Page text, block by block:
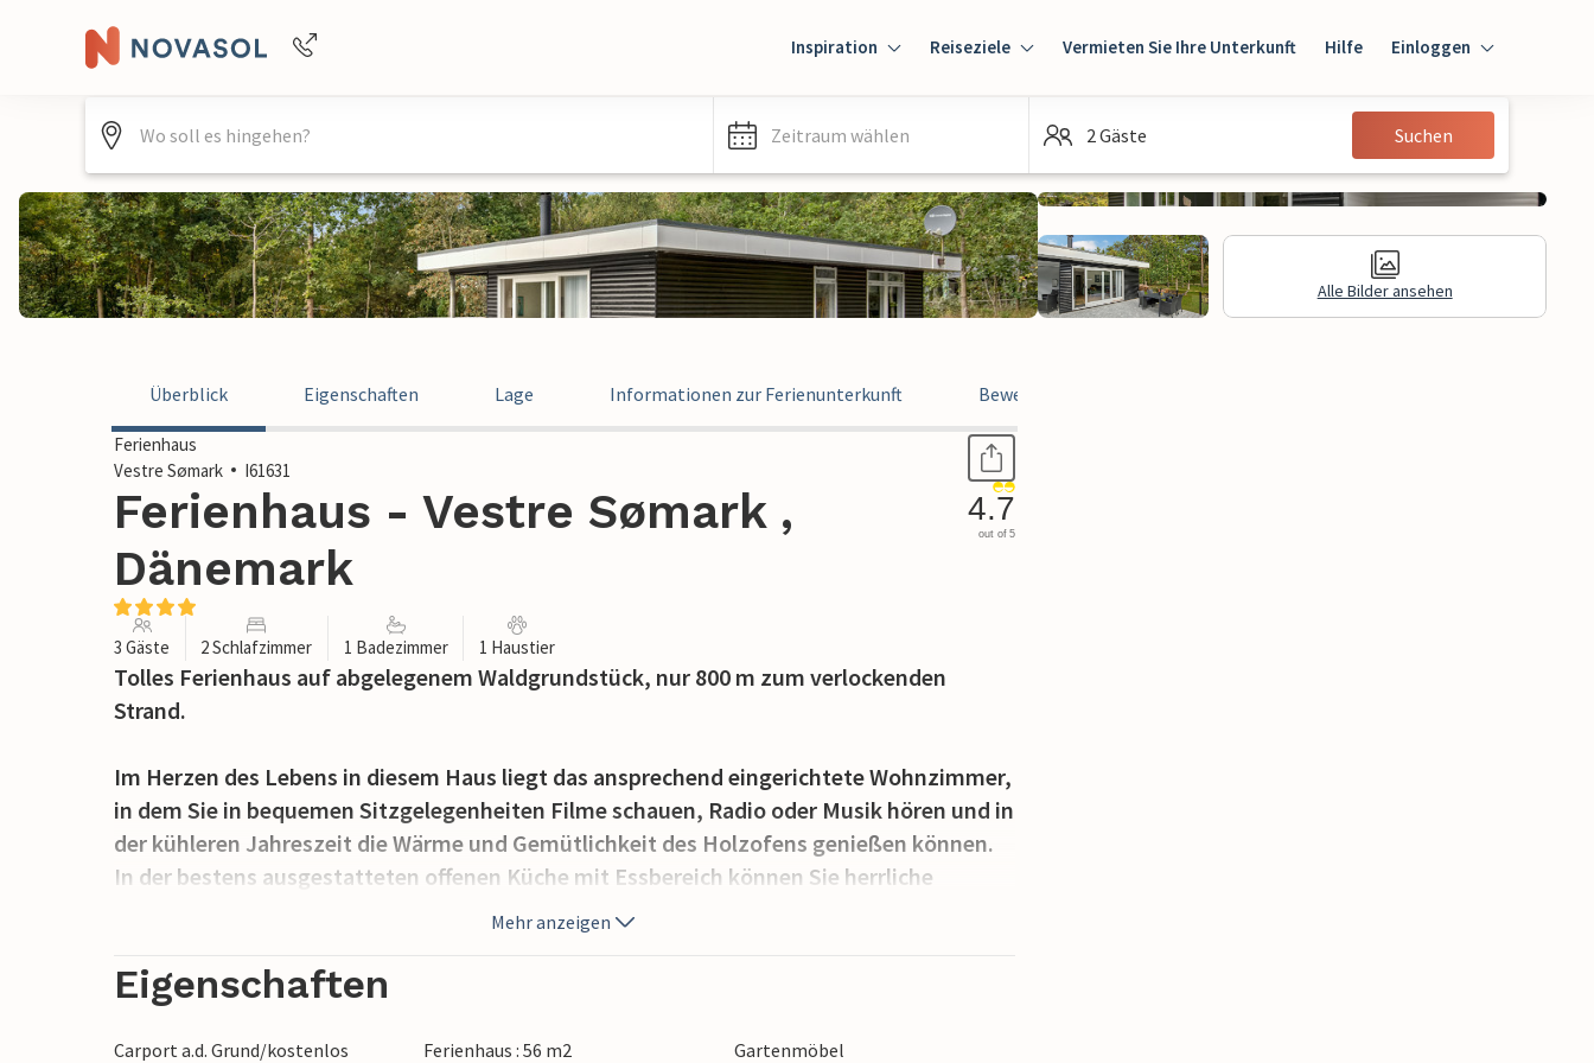
+4940688715475
Inspiration Reiseziele Vermieten Sie Ihre Unterkunft Hilfe Einloggen
Einloggen
Gast
Zeitraum wählen 2 Gäste Suchen
Alle Bilder ansehen
Überblick Eigenschaften Lage Informationen zur Ferienunterkunft Bewertungen
Ferienhaus
Vestre Sømark
I61631
Ferienhaus - Vestre Sømark ,
Dänemark
4.7
out of 5
3 Gäste 2 Schlafzimmer 1 Badezimmer 1 Haustier
Tolles Ferienhaus auf abgelegenem Waldgrundstück, nur 800 m zum verlockenden
Strand.
Im Herzen des Lebens in diesem Haus liegt das ansprechend eingerichtete Wohnzimmer,
in dem Sie in bequemen Sitzgelegenheiten Filme schauen, Radio oder Musik hören und in
der kühleren Jahreszeit die Wärme und Gemütlichkeit des Holzofens genießen können.
In der bestens ausgestatteten offenen Küche mit Essbereich können Sie herrliche
Urlaubsgerichte zubereiten und sich dabei mit denen unterhalten, die sich im
Das Haus verfügt über eine teilüberdachte, sonnige Terrasse mit Gartenmöbeln und Grill,
auf der Sie sich sonnen und leckere Gerichte auf dem Rost zubereiten können. Im
Mehr anzeigen
Eigenschaften
Carport a.d. Grund/kostenlos Ferienhaus : 56 m2
Gartenmöbel